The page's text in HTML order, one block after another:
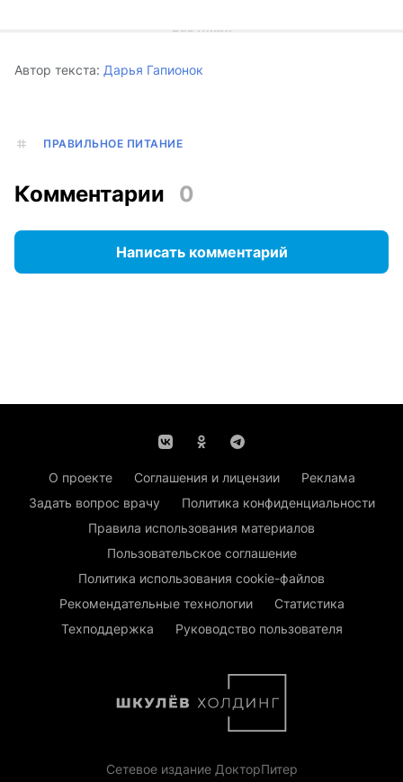
Автор текста: Дарья Гапионок
ПРАВИЛЬНОЕ ПИТАНИЕ
Комментарии 0
Написать комментарий
О проекте Соглашения и лицензии
Реклама
Задать вопрос врачу
Политика конфиденциальности
Правила использования материалов
Пользовательское соглашение
Политика использования cookie-файлов
Рекомендательные технологии
Статистика
Техподдержка
Руководство пользователя
Сетевое издание ДокторПитер